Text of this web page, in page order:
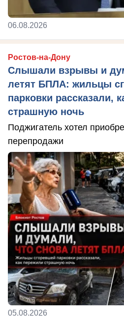
06.08.2026
Ростов-на-Дону
Слышали взрывы и
летят БПЛА: жильцы
парковки рассказали,
страшную ночь
Поджигатель хотел
перепродажи
05.08.2026